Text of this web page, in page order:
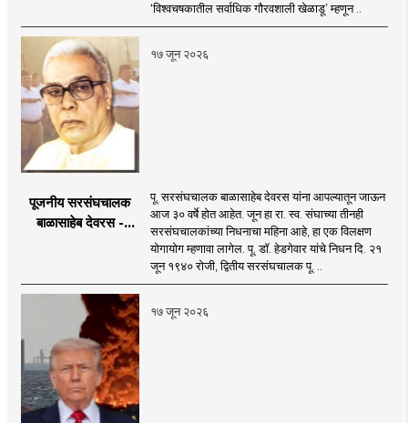
‘विश्वचषकातील सर्वाधिक गौरवशाली खेळाडू’ म्हणून ..
१७ जून २०२६
पूजनीय सरसंघचालक
बाळासाहेब देवरस -
पू. सरसंघचालक बाळासाहेब देवरस यांना आपल्यातून जाऊन
आज ३० वर्षे होत आहेत. जून हा रा. स्व. संघाच्या तीनही
सरसंघचालकांच्या निधनाचा महिना आहे, हा एक विलक्षण
योगायोग म्हणावा लागेल. पू. डॉ. हेडगेवार यांचे निधन दि. २१
जून १९४० रोजी, द्वितीय सरसंघचालक पू. ..
१७ जून २०२६